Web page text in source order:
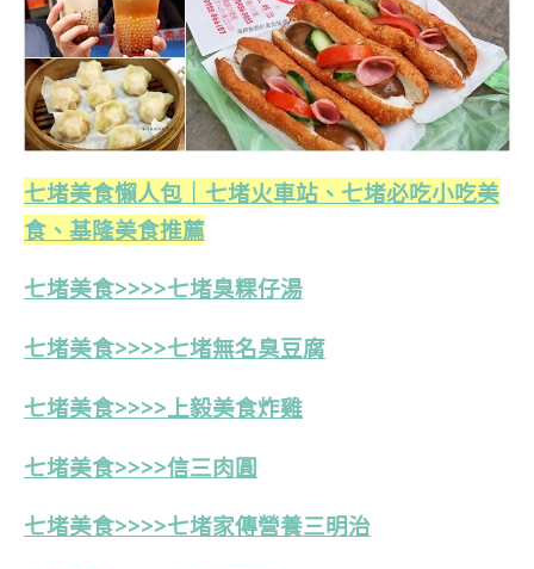
七堵美食懶人包｜七堵火車站、七堵必吃小吃美
食、基隆美食推薦
七堵美食>>>>七堵臭粿仔湯
七堵美食>>>>七堵無名臭豆腐
七堵美食>>>>上毅美食炸雞
七堵美食>>>>信三肉圓
七堵美食>>>>七堵家傳營養三明治